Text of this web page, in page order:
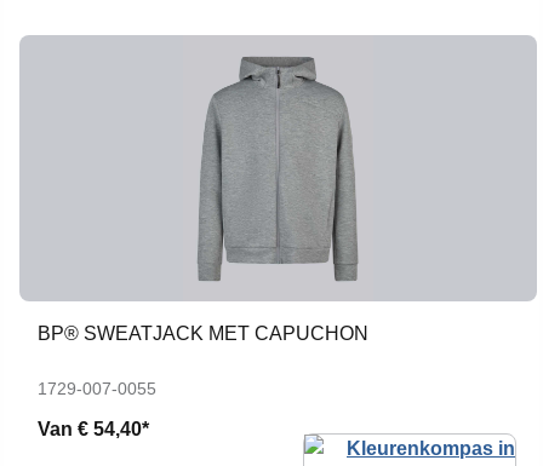
BP® SWEATJACK MET CAPUCHON
1729-007-0055
Van € 54,40*